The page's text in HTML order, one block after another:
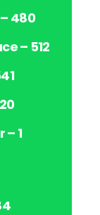
480
– 512
1